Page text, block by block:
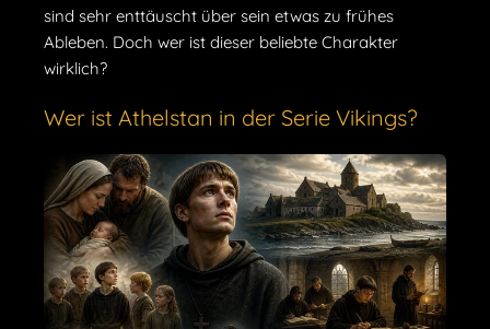
sind sehr enttäuscht über sein etwas zu frühes
Ableben. Doch wer ist dieser beliebte Charakter
wirklich?
Wer ist Athelstan in der Serie Vikings?